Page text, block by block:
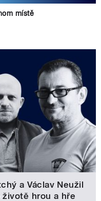
místě
a Václav Neužil
hrou a hře